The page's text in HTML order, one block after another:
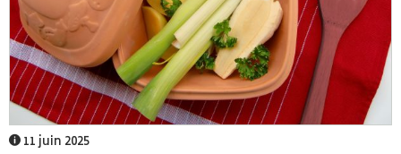
11 juin 2025